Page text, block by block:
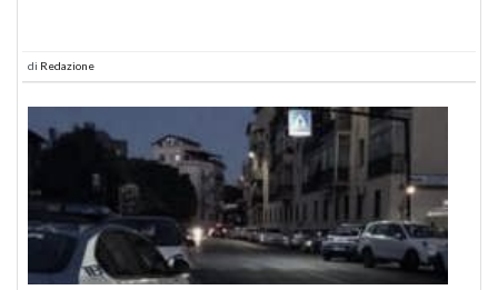
di Redazione